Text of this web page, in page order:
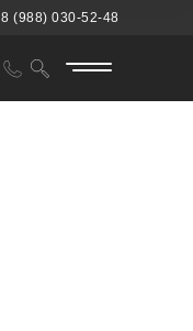
8 (988) 030-52-48